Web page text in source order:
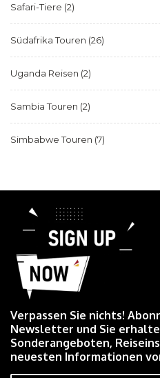
Safari-Tiere (2)
Südafrika Touren (26)
Uganda Reisen (2)
Sambia Touren (2)
Simbabwe Touren (7)
Verpassen Sie nichts!
Newsletter und Sie
Sonderangeboten,
neuesten Informationen